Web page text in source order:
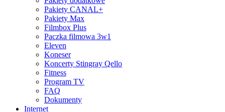
Pakiety CANAL+
Pakiety Max
Filmbox Plus
Paczka filmowa 3w1
Eleven
Koneser
Koncerty Stingray Qello
Fitness
Program TV
FAQ
Dokumenty
Internet